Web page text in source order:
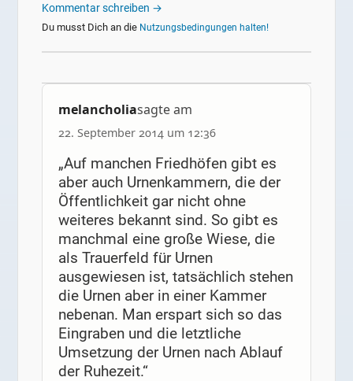
Kommentar schreiben →
Du musst Dich an die Nutzungsbedingungen halten!
melancholiasagte am
22. September 2014 um 12:36
„Auf manchen Friedhöfen gibt es
aber auch Urnenkammern, die der
Öffentlichkeit gar nicht ohne
weiteres bekannt sind. So gibt es
manchmal eine große Wiese, die
als Trauerfeld für Urnen
ausgewiesen ist, tatsächlich stehen
die Urnen aber in einer Kammer
nebenan. Man erspart sich so das
Eingraben und die letztliche
Umsetzung der Urnen nach Ablauf
der Ruhezeit.“